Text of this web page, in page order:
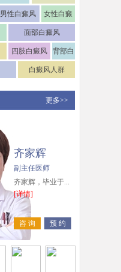
男性白癜风
女性白癜
风
面部白癜风
四肢白癜风
背部白
癜风
白癜风人群
更多>>
齐家辉
副主任医师
齐家辉，毕业于...
[详情]
咨 询 预 约